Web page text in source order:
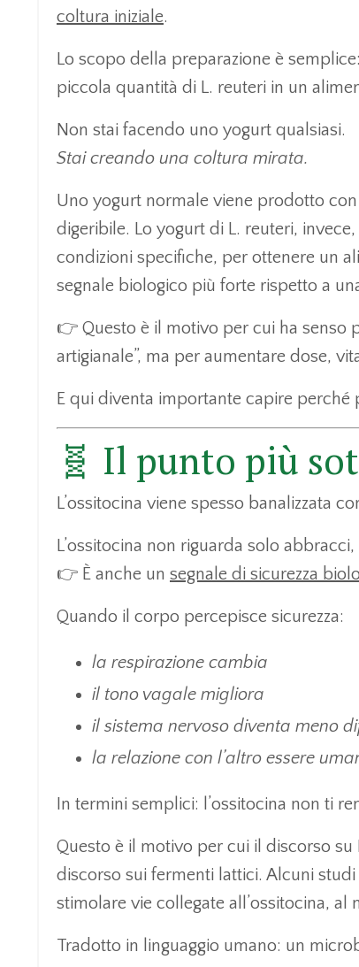
coltura iniziale.
Lo scopo della preparazione è
piccola quantità di L. reuteri in un
Non stai facendo uno yogurt qualsiasi.
Stai creando una coltura mirata.
Uno yogurt normale viene prodotto
digeribile. Lo yogurt di L. reuteri,
condizioni specifiche, per ottenere un
segnale biologico più forte rispetto a
👉 Questo è il motivo per cui ha senso
artigianale”, ma per aumentare dose,
E qui diventa importante capire
🧬 Il punto più
L’ossitocina viene spesso banalizzata
L’ossitocina non riguarda solo
👉 È anche un segnale di sicurezza
Quando il corpo percepisce sicurezza:
la respirazione cambia
il tono vagale migliora
il sistema nervoso diventa meno
la relazione con l’altro essere
In termini semplici: l’ossitocina non ti
Questo è il motivo per cui il discorso
discorso sui fermenti lattici. Alcuni
stimolare vie collegate all’ossitocina,
Tradotto in linguaggio umano: un